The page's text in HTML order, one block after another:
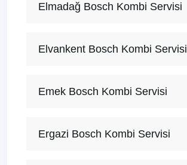
Elmadağ Bosch Kombi Servisi
Elvankent Bosch Kombi Servisi
Emek Bosch Kombi Servisi
Ergazi Bosch Kombi Servisi